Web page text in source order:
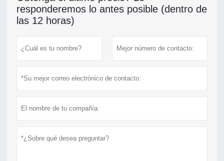
responderemos lo antes posible (dentro de
las 12 horas)